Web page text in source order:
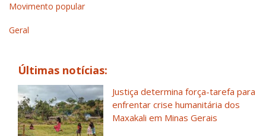
Movimento popular
Geral
Últimas notícias:
Justiça determina força-tarefa para
enfrentar crise humanitária dos
Maxakali em Minas Gerais